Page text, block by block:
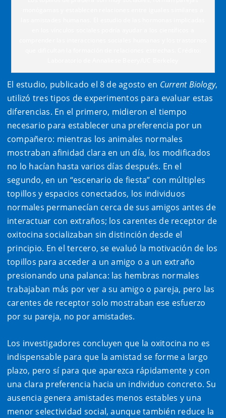
El estudio, publicado el 8 de agosto en Current Biology,
utilizó tres tipos de experimentos para evaluar estas
diferencias. En el primero, midieron el tiempo
necesario para establecer una preferencia por un
compañero: mientras los animales normales
mostraban afinidad clara en un día, los modificados
no lo hacían hasta varios días después. En el
segundo, en un “escenario de fiesta” con múltiples
topillos y espacios conectados, los individuos
normales permanecían cerca de sus amigos antes de
interactuar con extraños; los carentes de receptor de
oxitocina socializaban sin distinción desde el
principio. En el tercero, se evaluó la motivación de los
topillos para acceder a un amigo o a un extraño
presionando una palanca: las hembras normales
trabajaban más por ver a su amigo o pareja, pero las
carentes de receptor solo mostraban ese esfuerzo
por su pareja, no por amistades.
Los investigadores concluyen que la oxitocina no es
indispensable para que la amistad se forme a largo
plazo, pero sí para que aparezca rápidamente y con
una clara preferencia hacia un individuo concreto. Su
ausencia genera amistades menos estables y una
menor selectividad social, aunque también reduce la